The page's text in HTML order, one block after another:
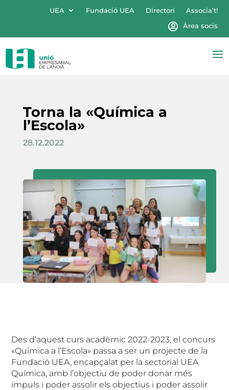
UEA Fundació UEA Directori
Associa’t!
Àrea socis
Torna la «Química a
l’Escola»
28.12.2022
Des d’aquest curs acadèmic 2022-2023, el concurs
«Química a l’Escola» passa a ser un projecte de la
Fundació UEA, encapçalat per la sectorial UEA
Química, amb l’objectiu de poder donar més
impuls i poder assolir els objectius i poder assolir